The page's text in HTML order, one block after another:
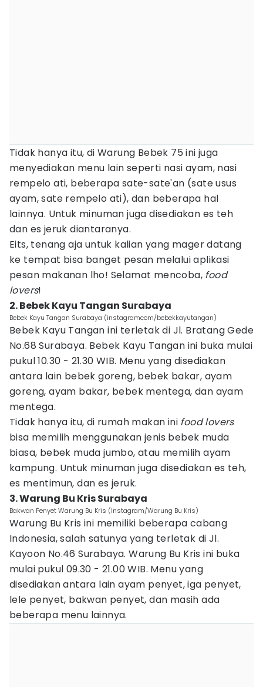
Tidak hanya itu, di Warung Bebek 75 ini juga
menyediakan menu lain seperti nasi ayam, nasi
rempelo ati, beberapa sate-sate'an (sate usus
ayam, sate rempelo ati), dan beberapa hal
lainnya. Untuk minuman juga disediakan es teh
dan es jeruk diantaranya.
Eits, tenang aja untuk kalian yang mager datang
ke tempat bisa banget pesan melalui aplikasi
pesan makanan lho! Selamat mencoba, food
lovers!
2. Bebek Kayu Tangan Surabaya
Bebek Kayu Tangan Surabaya (instagramcom/bebekkayutangan)
Bebek Kayu Tangan ini terletak di Jl. Bratang Gede
No.68 Surabaya. Bebek Kayu Tangan ini buka mulai
pukul 10.30 - 21.30 WIB. Menu yang disediakan
antara lain bebek goreng, bebek bakar, ayam
goreng, ayam bakar, bebek mentega, dan ayam
mentega.
Tidak hanya itu, di rumah makan ini food lovers
bisa memilih menggunakan jenis bebek muda
biasa, bebek muda jumbo, atau memilih ayam
kampung. Untuk minuman juga disediakan es teh,
es mentimun, dan es jeruk.
3. Warung Bu Kris Surabaya
Bakwan Penyet Warung Bu Kris (Instagram/Warung Bu Kris)
Warung Bu Kris ini memiliki beberapa cabang
Indonesia, salah satunya yang terletak di Jl.
Kayoon No.46 Surabaya. Warung Bu Kris ini buka
mulai pukul 09.30 - 21.00 WIB. Menu yang
disediakan antara lain ayam penyet, iga penyet,
lele penyet, bakwan penyet, dan masih ada
beberapa menu lainnya.